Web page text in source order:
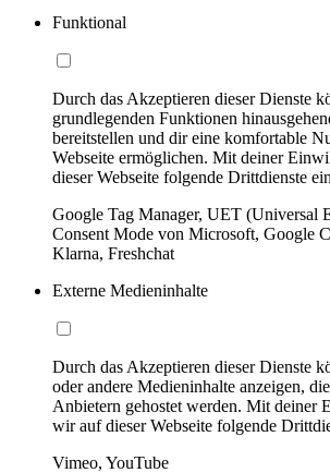
Funktional
Durch das Akzeptieren dieser Dienste
grundlegenden Funktionen
bereitstellen und dir eine komfortable
Webseite ermöglichen. Mit deiner
dieser Webseite folgende Drittdienste
Google Tag Manager, UET (Universal
Consent Mode von Microsoft, Google
Klarna, Freshchat
Externe Medieninhalte
Durch das Akzeptieren dieser Dienste
oder andere Medieninhalte anzeigen,
Anbietern gehostet werden. Mit deiner
wir auf dieser Webseite folgende
Vimeo, YouTube